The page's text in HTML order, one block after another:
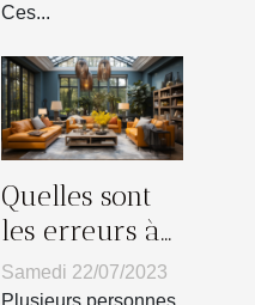
Ces...
Quelles sont
les erreurs à
éviter lors de
Samedi 22/07/2023
Plusieurs personnes